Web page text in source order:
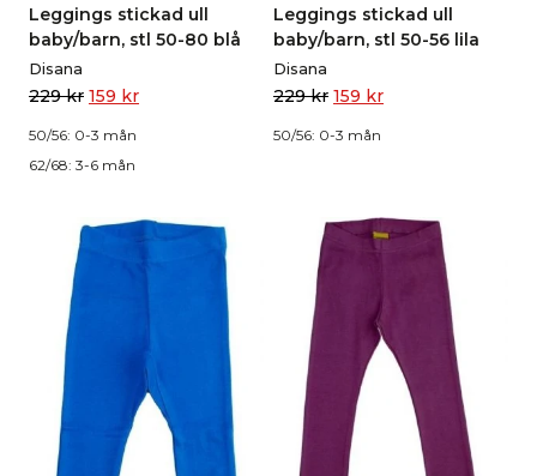
Leggings stickad ull
baby/barn, stl 50-80 blå
Disana
229kr 159 kr
50/56: 0-3 mån
62/68: 3-6 mån
Leggings stickad ull
baby/barn, stl 50-56 lila
Disana
229kr 159 kr
50/56: 0-3 mån